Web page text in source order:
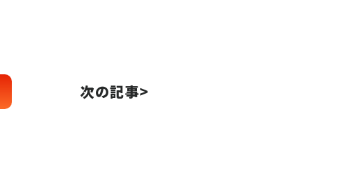
次の記事>